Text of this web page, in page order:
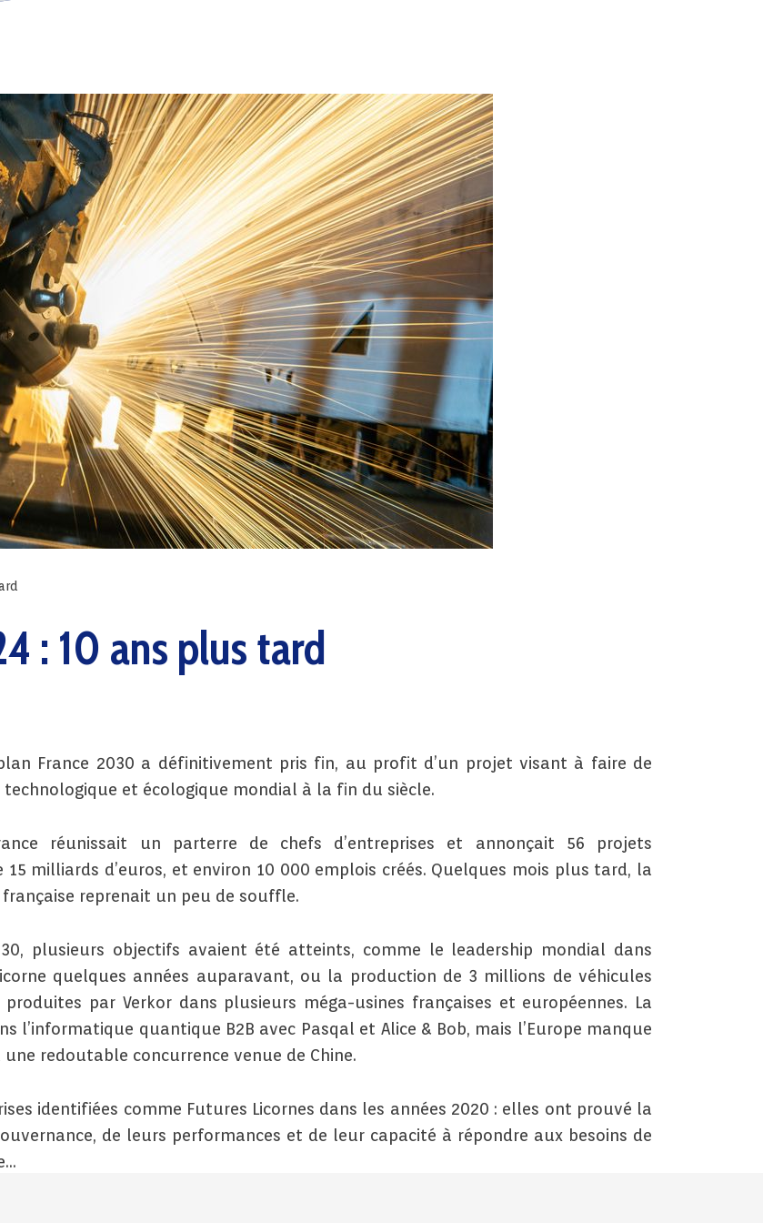
: 10 ans plus tard
France 2030 a définitivement pris fin, au profit d’un projet visant à faire de
technologique et écologique mondial à la fin du siècle.
réunissait un parterre de chefs d’entreprises et annonçait 56 projets
milliards d’euros, et environ 10 000 emplois créés. Quelques mois plus tard, la
française reprenait un peu de souffle.
plusieurs objectifs avaient été atteints, comme le leadership mondial dans
quelques années auparavant, ou la production de 3 millions de véhicules
par Verkor dans plusieurs méga-usines françaises et européennes. La
l’informatique quantique B2B avec Pasqal et Alice & Bob, mais l’Europe manque
redoutable concurrence venue de Chine.
identifiées comme Futures Licornes dans les années 2020 : elles ont prouvé la
de leurs performances et de leur capacité à répondre aux besoins de